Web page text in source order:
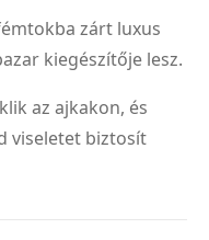
zárt luxus
kiegészítője lesz.
az ajkakon, és
viseletet biztosít